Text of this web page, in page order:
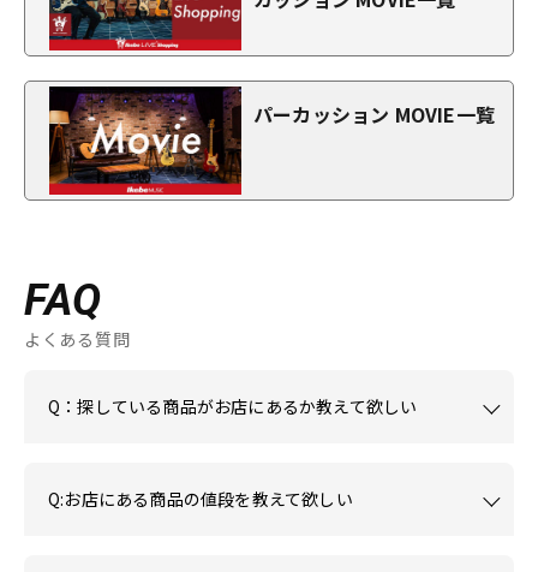
パーカッション MOVIE一覧
FAQ
よくある質問
Q：探している商品がお店にあるか教えて欲しい
Q:お店にある商品の値段を教えて欲しい